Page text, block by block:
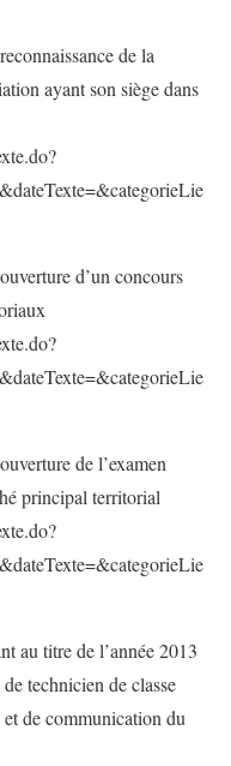
de la
ayant son siège dans
d’un concours
de l’examen
principal territorial
au titre de l’année 2013
technicien de classe
de communication du